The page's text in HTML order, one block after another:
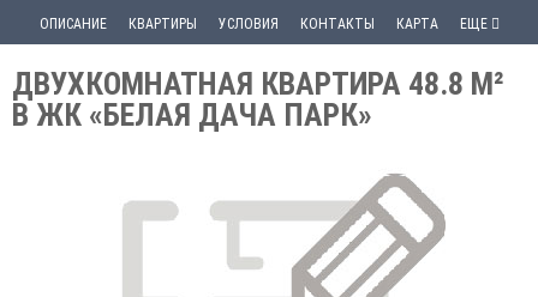
ОПИСАНИЕ КВАРТИРЫ УСЛОВИЯ КОНТАКТЫ КАРТА ЕЩЕ
ДВУХКОМНАТНАЯ КВАРТИРА 48.8 М²
В ЖК «БЕЛАЯ ДАЧА ПАРК»